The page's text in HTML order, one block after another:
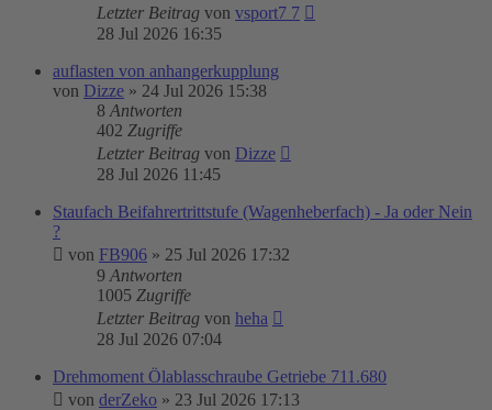
Letzter Beitrag von vsport7 7
28 Jul 2026 16:35
auflasten von anhangerkupplung
von Dizze » 24 Jul 2026 15:38
8 Antworten
402 Zugriffe
Letzter Beitrag von Dizze
28 Jul 2026 11:45
Staufach Beifahrertrittstufe (Wagenheberfach) - Ja oder Nein
?
von FB906 » 25 Jul 2026 17:32
9 Antworten
1005 Zugriffe
Letzter Beitrag von heha
28 Jul 2026 07:04
Drehmoment Ölablasschraube Getriebe 711.680
von derZeko » 23 Jul 2026 17:13